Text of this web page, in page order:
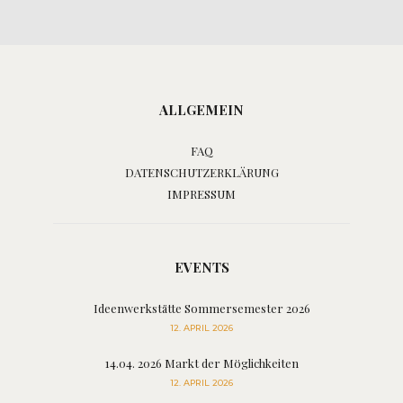
ALLGEMEIN
FAQ
DATENSCHUTZERKLÄRUNG
IMPRESSUM
EVENTS
Ideenwerkstätte Sommersemester 2026
12. APRIL 2026
14.04. 2026 Markt der Möglichkeiten
12. APRIL 2026